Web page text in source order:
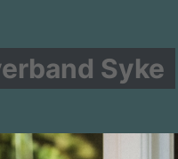
Syke